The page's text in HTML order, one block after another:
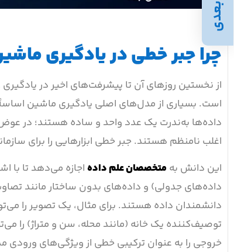
بعدی
چرا جبر خطی در یادگیری
از نخستین روزهای آن تا پیشرفت‌های اخیر در
است. بسیاری از مدل‌های اصلی یادگیری ماشین
داده‌ها به‌ندرت یک عدد واحد و ساده هستند؛ در
اغلب نامنظم هستند. جبر خطی ابزارهایی را برای
این دانش به متخصصان علم دادهاجازه می‌دهد تا با
داده‌های جدولی) و داده‌های بدون ساختار مانند
دانشمندان داده هستند. برای مثال، یک تصویر را
توصیف‌کننده یک خانه (مانند محله، سن و متراژ)
خروجی را به عنوان ترکیبی خطی از ویژگی‌های